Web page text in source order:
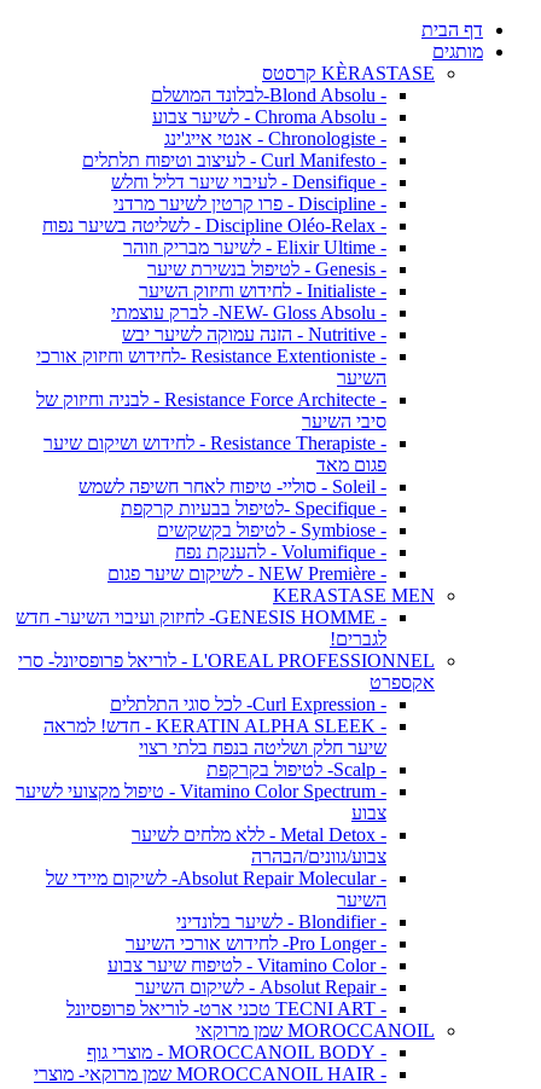
דף הבית
מותגים
KÈRASTASE קרסטס
- Blond Absolu-לבלונד המושלם
- Chroma Absolu - לשיער צבוע
- Chronologiste - אנטי אייג'ינג
- Curl Manifesto - לעיצוב וטיפוח תלתלים
- Densifique - לעיבוי שיער דליל וחלש
- Discipline - פרו קרטין לשיער מרדני
- Discipline Oléo-Relax - לשליטה בשיער נפוח
- Elixir Ultime - לשיער מבריק וזוהר
- Genesis - לטיפול בנשירת שיער
- Initialiste - לחידוש וחיזוק השיער
- NEW- Gloss Absolu- לברק עוצמתי
- Nutritive - הזנה עמוקה לשיער יבש
- Resistance Extentioniste -לחידוש וחיזוק אורכי
השיער
- Resistance Force Architecte - לבניה וחיזוק של
סיבי השיער
- Resistance Therapiste - לחידוש ושיקום שיער
פגום מאד
- Soleil - סוליי- טיפוח לאחר חשיפה לשמש
- Specifique -לטיפול בבעיות קרקפת
- Symbiose - לטיפול בקשקשים
- Volumifique - להענקת נפח
- NEW Première - לשיקום שיער פגום
KERASTASE MEN
- GENESIS HOMME- לחיזוק ועיבוי השיער- חדש
לגברים!
L'OREAL PROFESSIONNEL - לוריאל פרופסיונל- סרי
אקספרט
- Curl Expression- לכל סוגי התלתלים
- KERATIN ALPHA SLEEK - חדש! למראה
שיער חלק ושליטה בנפח בלתי רצוי
- Scalp- לטיפול בקרקפת
- Vitamino Color Spectrum - טיפול מקצועי לשיער
צבוע
- Metal Detox - ללא מלחים לשיער
צבוע/גוונים/הבהרה
- Absolut Repair Molecular- לשיקום מיידי של
השיער
- Blondifier - לשיער בלונדיני
- Pro Longer- לחידוש אורכי השיער
- Vitamino Color - לטיפוח שיער צבוע
- Absolut Repair - לשיקום השיער
- TECNI ART טכני ארט- לוריאל פרופסיונל
MOROCCANOIL שמן מרוקאי
- MOROCCANOIL BODY - מוצרי גוף
- MOROCCANOIL HAIR שמן מרוקאי- מוצרי